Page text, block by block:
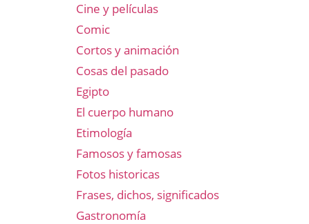
Cine y películas
Comic
Cortos y animación
Cosas del pasado
Egipto
El cuerpo humano
Etimología
Famosos y famosas
Fotos historicas
Frases, dichos, significados
Gastronomía